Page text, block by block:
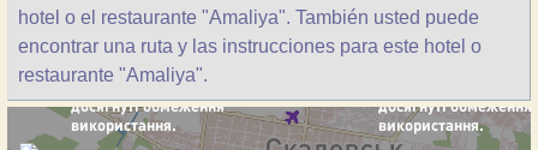
hotel o el restaurante "Amaliya". También usted puede
encontrar una ruta y las instrucciones para este hotel o
restaurante "Amaliya".